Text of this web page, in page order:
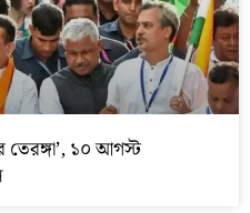
তেরঙ্গা’, ১০ আগস্ট